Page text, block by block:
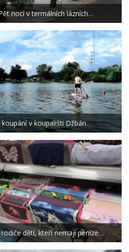
nocí v termálních lázních…
v koupališti Džbán
dětí, kteří nemají peníze…